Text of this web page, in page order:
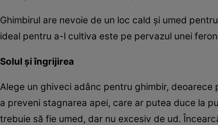
Ghimbirul are nevoie de un loc cald și umed
ideal pentru a-l cultiva este pe pervazul unei
Solul și îngrijirea
Alege un ghiveci adânc pentru ghimbir,
a preveni stagnarea apei, care ar putea duce la
trebuie să fie umed, dar nu excesiv de ud.